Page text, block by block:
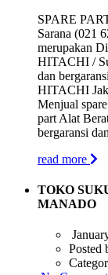
SPARE
Sarana (021
merupakan
HITACHI /
dan
HITACHI
Menjual
part Alat
bergaransi
read more
TOKO
MANADO
Posted